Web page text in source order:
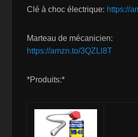
Clé à choc électrique: https://
Marteau de mécanicien:
https://amzn.to/3QZLl8T
*Produits:*